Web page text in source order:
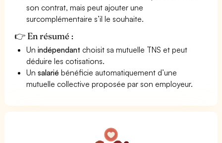
son contrat, mais peut ajouter une
surcomplémentaire s’il le souhaite.
👉 En résumé :
Unindépendant choisit sa mutuelle TNS et peut
déduire les cotisations.
Unsalarié bénéficie automatiquement d’une
mutuelle collective proposée par son employeur.